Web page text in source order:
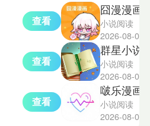
查看
查看
查看
囧漫漫画
小说阅读
2026-08-06
小说阅读
2026-08-05
小说阅读
2026-08-05